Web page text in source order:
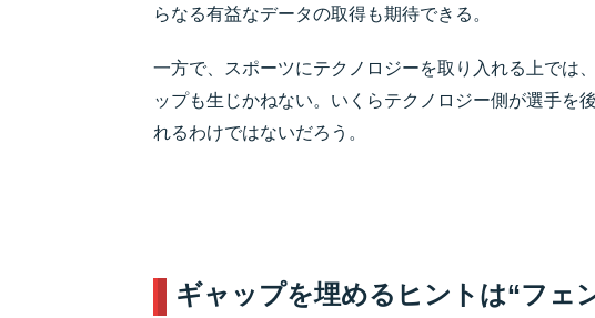
らなる有益なデータの取得も期待できる。
一方で、スポーツにテクノロジーを取り入れる上では
ップも生じかねない。いくらテクノロジー側が選手を
れるわけではないだろう。
ギャップを埋めるヒントは“フェ